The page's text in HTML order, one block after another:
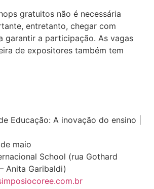
gratuitos não é necessária
entretanto, chegar com
garantir a participação. As vagas
de expositores também tem
Educação: A inovação do ensino |
maio
School (rua Gothard
Anita Garibaldi)